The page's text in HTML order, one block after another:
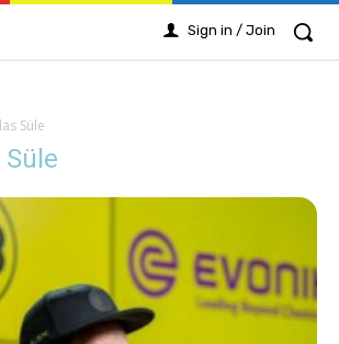
Sign in / Join
Süle